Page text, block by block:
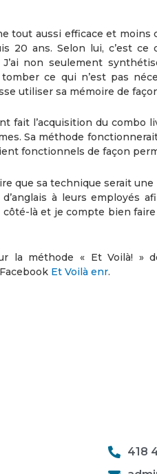
tout aussi efficace et moins
20 ans. Selon lui, c’est
J’ai non seulement
ce qui n’est pas
utiliser sa mémoire de
fait l’acquisition du combo
Sa méthode
fonctionnels de façon
que sa technique serait
à leurs employés
côté-là et je compte bien
la méthode « Et Voilà! »
Et Voilà enr.
418